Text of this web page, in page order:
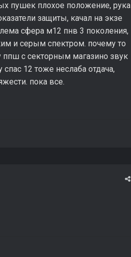
пушек плохое положение, рука
защиты, качал на экзе
сфера м12 пнв 3 поколения,
и серым спектром. почему то
ппш с секторным магазино звук
12 тоже неслаба отдача,
пока все.